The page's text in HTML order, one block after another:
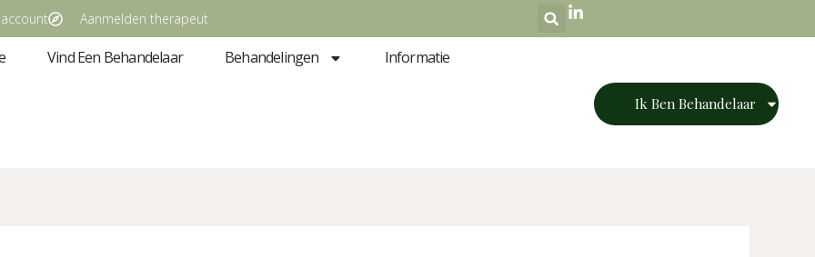
Aanmelden therapeut
Vind Een Behandelaar Behandelingen Informatie
Ik Ben Behandelaar